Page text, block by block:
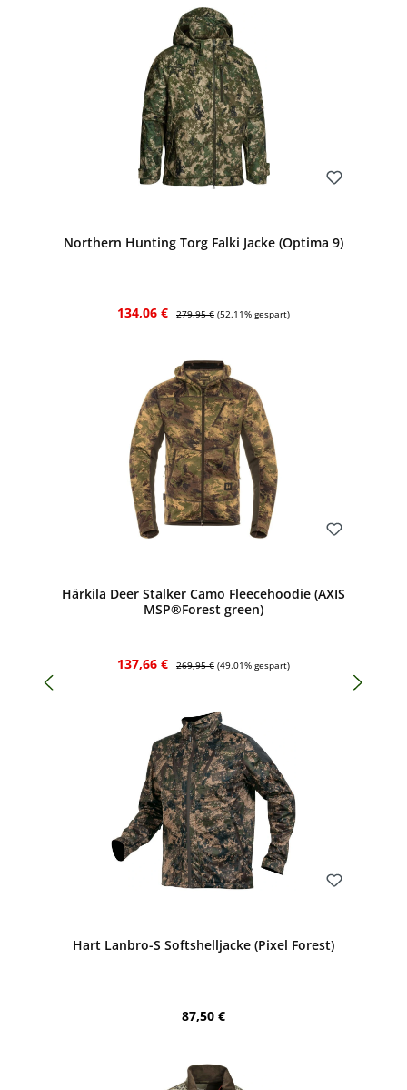
Northern Hunting Torg Falki Jacke (Optima 9)
Verkaufspreis:
134,06 € Regulärer Preis:
279,95 € (52.11% gespart)
Härkila Deer Stalker Camo Fleecehoodie (AXIS
MSP®Forest green)
Verkaufspreis:
137,66 € Regulärer Preis:
269,95 € (49.01% gespart)
Hart Lanbro-S Softshelljacke (Pixel Forest)
Regulärer Preis:
87,50 €